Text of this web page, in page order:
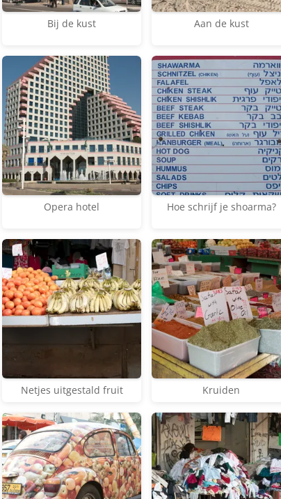
Bij de kust Aan de kust
Opera hotel Hoe schrijf je shoarma?
Netjes uitgestald fruit Kruiden